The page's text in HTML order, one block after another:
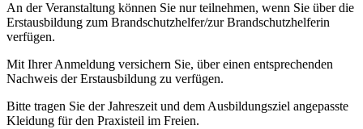
An der Veranstaltung können Sie nur teilnehmen, wenn Sie über die
Erstausbildung zum Brandschutzhelfer/zur Brandschutzhelferin
verfügen.
Mit Ihrer Anmeldung versichern Sie, über einen entsprechenden
Nachweis der Erstausbildung zu verfügen.
Bitte tragen Sie der Jahreszeit und dem Ausbildungsziel angepasste
Kleidung für den Praxisteil im Freien.